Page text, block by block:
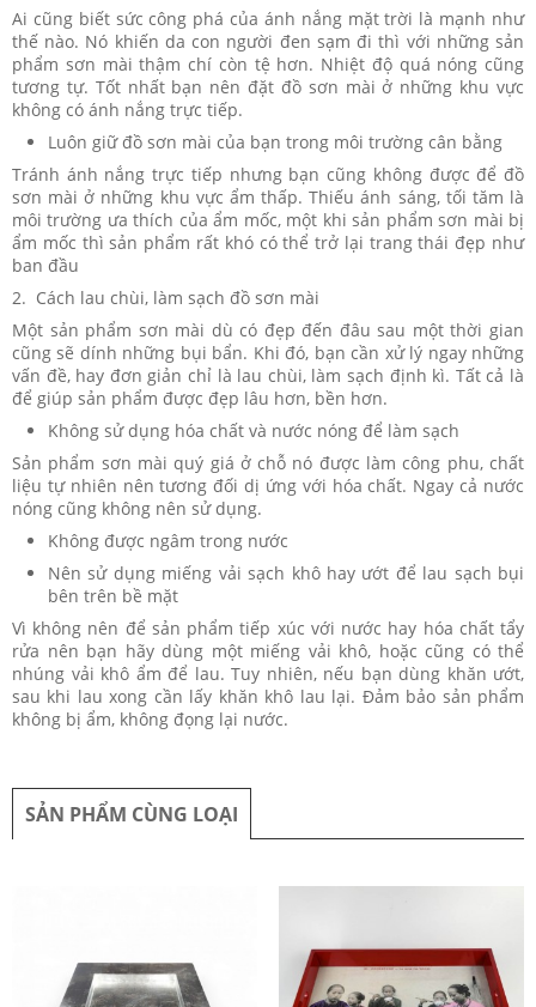
Ai cũng biết sức công phá của ánh nắng mặt trời là mạnh như
thế nào. Nó khiến da con người đen sạm đi thì với những sản
phẩm sơn mài thậm chí còn tệ hơn. Nhiệt độ quá nóng cũng
tương tự. Tốt nhất bạn nên đặt đồ sơn mài ở những khu vực
không có ánh nắng trực tiếp.
Luôn giữ đồ sơn mài của bạn trong môi trường cân bằng
Tránh ánh nắng trực tiếp nhưng bạn cũng không được để đồ
sơn mài ở những khu vực ẩm thấp. Thiếu ánh sáng, tối tăm là
môi trường ưa thích của ẩm mốc, một khi sản phẩm sơn mài bị
ẩm mốc thì sản phẩm rất khó có thể trở lại trang thái đẹp như
ban đầu​
2. Cách lau chùi, làm sạch đồ sơn mài
Một sản phẩm sơn mài dù có đẹp đến đâu sau một thời gian
cũng sẽ dính những bụi bẩn. Khi đó, bạn cần xử lý ngay những
vấn đề, hay đơn giản chỉ là lau chùi, làm sạch định kì. Tất cả là
để giúp sản phẩm được đẹp lâu hơn, bền hơn.
Không sử dụng hóa chất và nước nóng để làm sạch
Sản phẩm sơn mài quý giá ở chỗ nó được làm công phu, chất
liệu tự nhiên nên tương đối dị ứng với hóa chất. Ngay cả nước
nóng cũng không nên sử dụng.
Không được ngâm trong nước
Nên sử dụng miếng vải sạch khô hay ướt để lau sạch bụi
bên trên bề mặt
Vì không nên để sản phẩm tiếp xúc với nước hay hóa chất tẩy
rửa nên bạn hãy dùng một miếng vải khô, hoặc cũng có thể
nhúng vải khô ẩm để lau. Tuy nhiên, nếu bạn dùng khăn ướt,
sau khi lau xong cần lấy khăn khô lau lại. Đảm bảo sản phẩm
không bị ẩm, không đọng lại nước.
SẢN PHẨM CÙNG LOẠI